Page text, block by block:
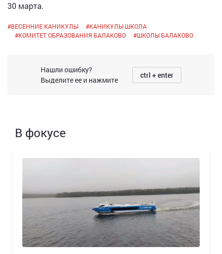
30 марта.
#ВЕСЕННИЕ КАНИКУЛЫ #КАНИКУЛЫ ШКОЛА
#КОМИТЕТ ОБРАЗОВАНИЯ БАЛАКОВО #ШКОЛЫ БАЛАКОВО
Нашли ошибку?
Выделите ее и нажмите
ctrl + enter
В фокусе